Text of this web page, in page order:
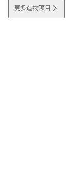
更多造物项目